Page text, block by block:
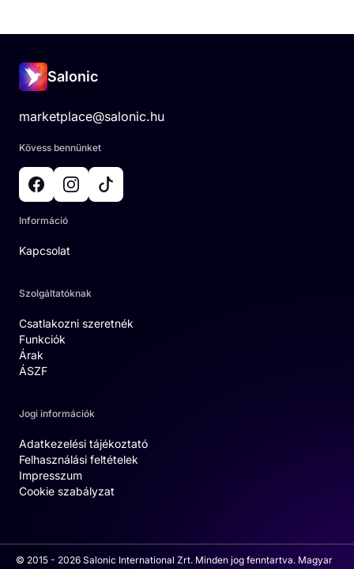
Salonic
marketplace@salonic.hu
Kövess bennünket
Információ
Kapcsolat
Szolgáltatóknak
Csatlakozni szeretnék
Funkciók
Árak
ÁSZF
Jogi információk
Adatkezelési tájékoztató
Felhasználási feltételek
Impresszum
Cookie szabályzat
© 2015 - 2026 Salonic International Zrt. Minden jog fenntartva. Magyar